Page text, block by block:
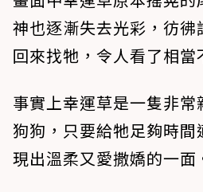
神也逐漸失去光彩，彷彿
回來找牠，令人看了相當
事實上幸運草是一隻非
狗狗，只要給牠足夠時
現出溫柔又愛撒嬌的一面